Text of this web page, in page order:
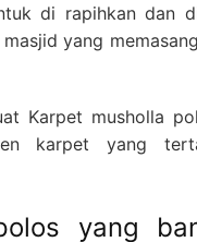
di rapihkan dan
yang
Karpet musholla
karpet yang
yang